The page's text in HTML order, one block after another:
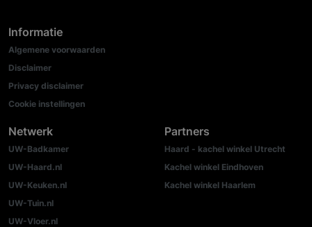
Informatie
Algemene voorwaarden
Disclaimer
Privacy disclaimer
Cookie instellingen
Netwerk
UW-Badkamer
UW-Haard.nl
UW-Keuken.nl
UW-Tuin.nl
UW-Vloer.nl
Partners
Haard - kachel winkel Utrecht
Kachel winkel Eindhoven
Kachel winkel Haarlem